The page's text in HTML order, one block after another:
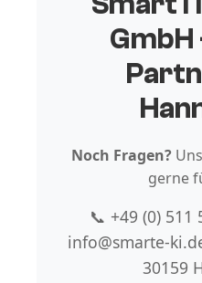
GmbH
Noch Fragen?
gerne
📞 +49 (0)
info@smarte-
30159